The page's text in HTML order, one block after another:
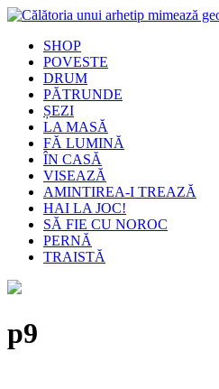
SHOP
POVESTE
DRUM
PĂTRUNDE
ȘEZI
LA MASĂ
FĂ LUMINĂ
ÎN CASĂ
VISEAZĂ
AMINTIREA-I TREAZĂ
HAI LA JOC!
SĂ FIE CU NOROC
PERNĂ
TRAISTĂ
p9